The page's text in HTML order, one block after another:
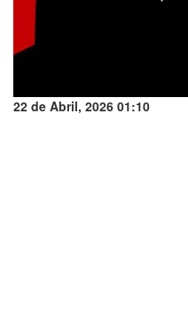
22 de Abril, 2026 01:10